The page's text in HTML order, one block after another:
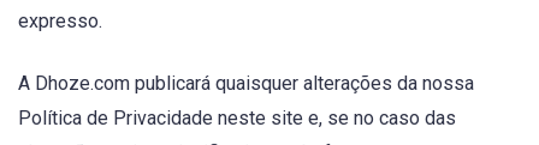
expresso.
A Dhoze.com publicará quaisquer alterações da nossa
Política de Privacidade neste site e, se no caso das